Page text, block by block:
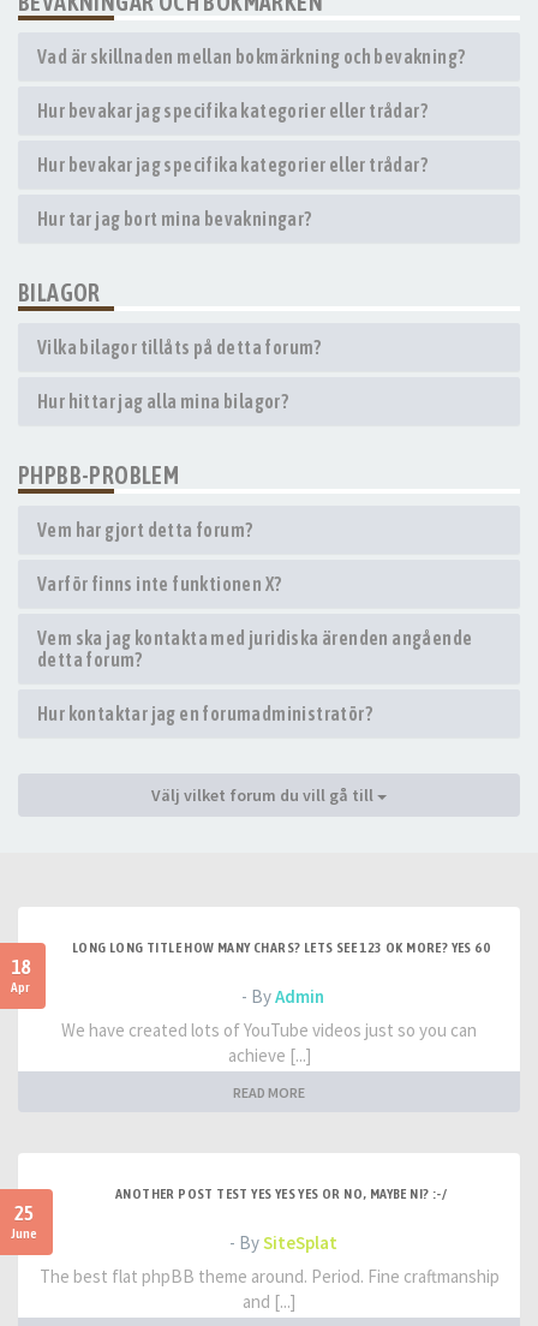
Vad är skillnaden mellan bokmärkning och bevakning?
Hur bevakar jag specifika kategorier eller trådar?
Hur bevakar jag specifika kategorier eller trådar?
Hur tar jag bort mina bevakningar?
BILAGOR
Vilka bilagor tillåts på detta forum?
Hur hittar jag alla mina bilagor?
PHPBB-PROBLEM
Vem har gjort detta forum?
Varför finns inte funktionen X?
Vem ska jag kontakta med juridiska ärenden angående
detta forum?
Hur kontaktar jag en forumadministratör?
Välj vilket forum du vill gå till
18
Apr
LONG LONG TITLE HOW MANY CHARS? LETS SEE 123 OK MORE? YES 60
- ByAdmin
We have created lots of YouTube videos just so you can
achieve [...]
READ MORE
25
June
ANOTHER POST TEST YES YES YES OR NO, MAYBE NI? :-/
- BySiteSplat
The best flat phpBB theme around. Period. Fine craftmanship
and [...]